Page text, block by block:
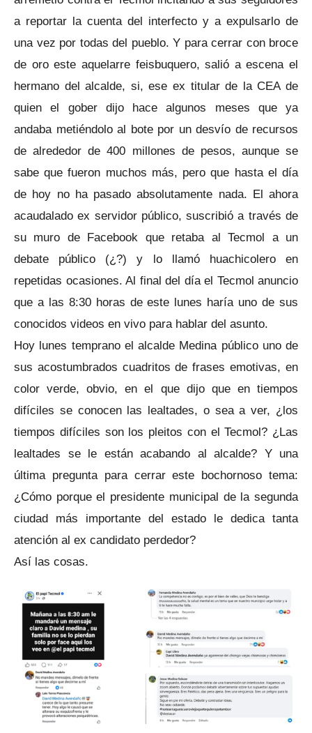
a reportar la cuenta del interfecto y a expulsarlo de
una vez por todas del pueblo. Y para cerrar con broce
de oro este aquelarre feisbuquero, salió a escena el
hermano del alcalde, si, ese ex titular de la CEA de
quien el gober dijo hace algunos meses que ya
andaba metiéndolo al bote por un desvío de recursos
de alrededor de 400 millones de pesos, aunque se
sabe que fueron muchos más, pero que hasta el día
de hoy no ha pasado absolutamente nada. El ahora
acaudalado ex servidor público, suscribió a través de
su muro de Facebook que retaba al Tecmol a un
debate público (¿?) y lo llamó huachicolero en
repetidas ocasiones. Al final del día el Tecmol anuncio
que a las 8:30 horas de este lunes haría uno de sus
conocidos videos en vivo para hablar del asunto.
Hoy lunes temprano el alcalde Medina público uno de
sus acostumbrados cuadritos de frases emotivas, en
color verde, obvio, en el que dijo que en tiempos
difíciles se conocen las lealtades, o sea a ver, ¿los
tiempos difíciles son los pleitos con el Tecmol? ¿Las
lealtades se le están acabando al alcalde? Y una
última pregunta para cerrar este bochornoso tema:
¿Cómo porque el presidente municipal de la segunda
ciudad más importante del estado le dedica tanta
atención al ex candidato perdedor?
Así las cosas.